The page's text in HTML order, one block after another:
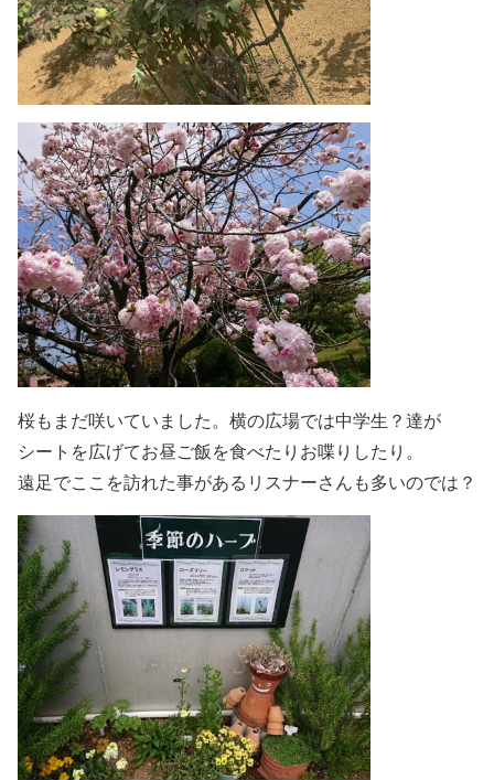
桜もまだ咲いていました。横の広場では中学生？達が
シートを広げてお昼ご飯を食べたりお喋りしたり。
遠足でここを訪れた事があるリスナーさんも多いのでは？